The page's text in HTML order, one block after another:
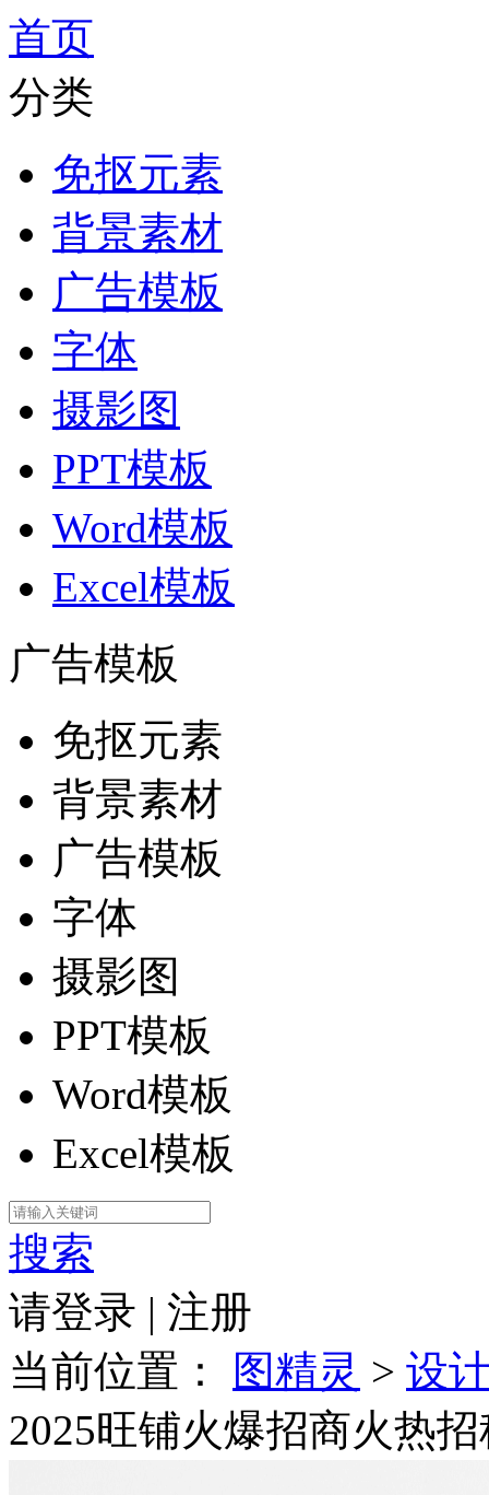
首页
分类
免抠元素
背景素材
广告模板
字体
摄影图
PPT模板
Word模板
Excel模板
广告模板
免抠元素
背景素材
广告模板
字体
摄影图
PPT模板
Word模板
Excel模板
搜索
请登录 | 注册
当前位置：
图精灵 > 设
2025旺铺火爆招商火热